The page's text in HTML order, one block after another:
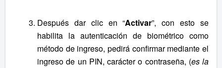
Después dar clic en “Activar”, con esto se
habilita la autenticación de biométrico como
método de ingreso, pedirá confirmar mediante el
ingreso de un PIN, carácter o contraseña, (es la